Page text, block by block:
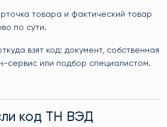
товара и фактический товар
по сути.
взят код: документ, собственная
сервис или подбор специалистом.
код ТН ВЭД